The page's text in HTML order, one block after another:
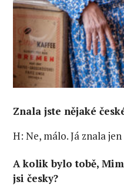
Znala jste nějaké
H: Ne, málo. Já znala
A kolik bylo tobě,
jsi česky?